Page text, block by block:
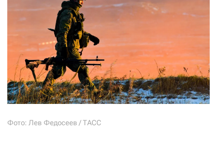
Фото: Лев Федосеев / ТАСС